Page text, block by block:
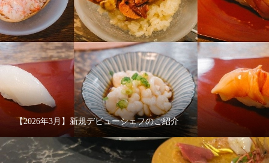
【2026年3月】新規デビューシェフのご紹介